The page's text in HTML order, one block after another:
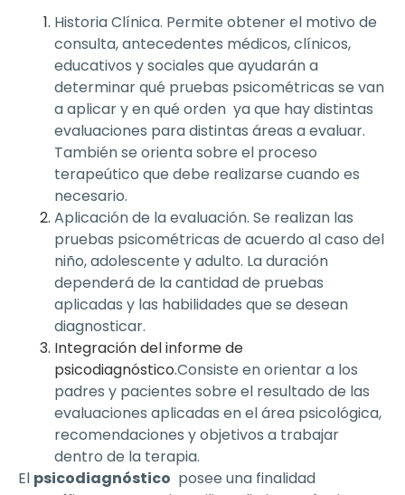
Historia Clínica. Permite obtener el motivo de
consulta, antecedentes médicos, clínicos,
educativos y sociales que ayudarán a
determinar qué pruebas psicométricas se van
a aplicar y en qué orden ya que hay distintas
evaluaciones para distintas áreas a evaluar.
También se orienta sobre el proceso
terapeútico que debe realizarse cuando es
necesario.
Aplicación de la evaluación. Se realizan las
pruebas psicométricas de acuerdo al caso del
niño, adolescente y adulto. La duración
dependerá de la cantidad de pruebas
aplicadas y las habilidades que se desean
diagnosticar.
Integración del informe de
psicodiagnóstico.Consiste en orientar a los
padres y pacientes sobre el resultado de las
evaluaciones aplicadas en el área psicológica,
recomendaciones y objetivos a trabajar
dentro de la terapia.
El psicodiagnóstico posee una finalidad